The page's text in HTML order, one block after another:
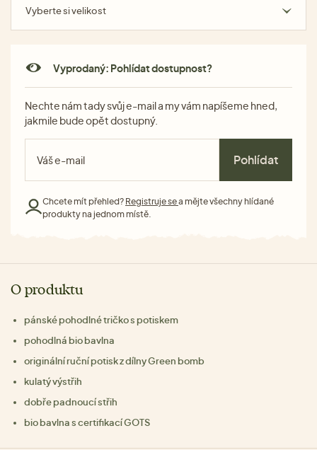
Vyberte si velikost
Vyprodaný: Pohlídat dostupnost?
Nechte nám tady svůj e-mail a my vám napíšeme hned,
jakmile bude opět dostupný.
Pohlídat
Chcete mít přehled? Registruje sea mějte všechny hlídané
produkty na jednom místě.
O produktu
pánské pohodlné tričko s potiskem
pohodlná bio bavlna
originální ruční potisk z dílny Green bomb
kulatý výstřih
dobře padnoucí střih
bio bavlna s certifikací GOTS